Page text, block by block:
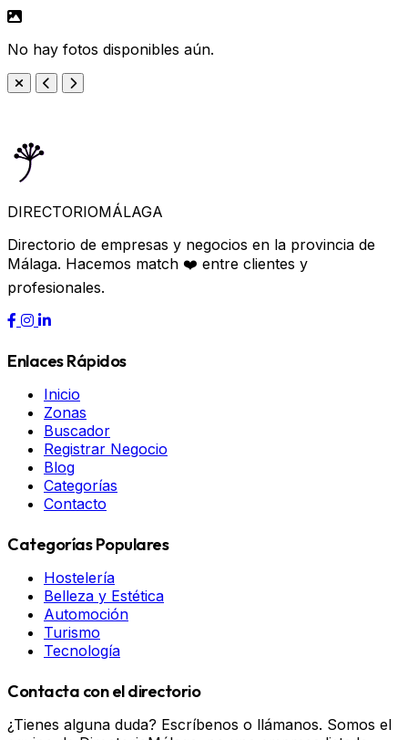
No hay fotos disponibles aún.
DIRECTORIOMÁLAGA
Directorio de empresas y negocios en la provincia de
Málaga. Hacemos match ❤️ entre clientes y
profesionales.
Enlaces Rápidos
Inicio
Zonas
Buscador
Registrar Negocio
Blog
Categorías
Contacto
Categorías Populares
Hostelería
Belleza y Estética
Automoción
Turismo
Tecnología
Contacta con el directorio
¿Tienes alguna duda? Escríbenos o llámanos. Somos el